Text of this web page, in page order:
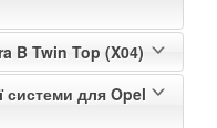
B Twin Top (X04)
системи для Opel